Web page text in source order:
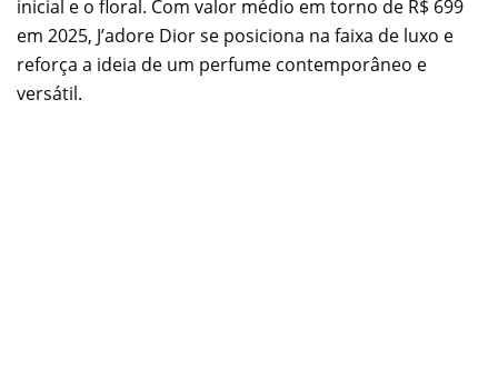
inicial e o floral. Com valor médio em torno de R$ 699
em 2025, J’adore Dior se posiciona na faixa de luxo e
reforça a ideia de um perfume contemporâneo e
versátil.